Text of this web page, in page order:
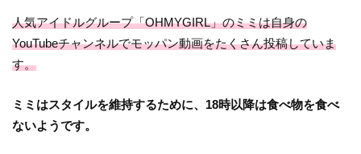
人気アイドルグループ「OHMYGIRL」のミミは自身の
YouTubeチャンネルでモッパン動画をたくさん投稿していま
す。
ミミはスタイルを維持するために、18時以降は食べ物を食べ
ないようです。